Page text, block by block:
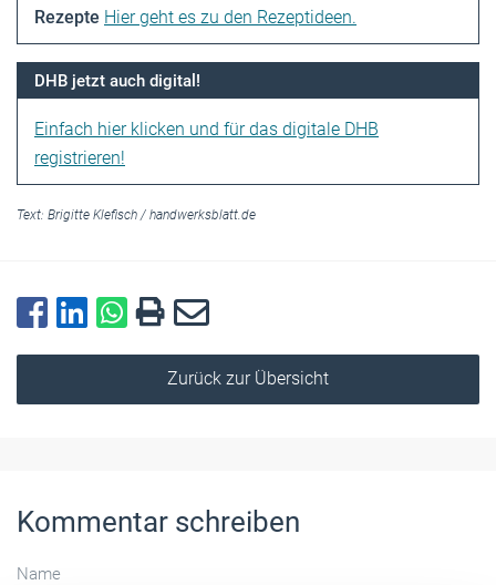
Rezepte Hier geht es zu den Rezeptideen.
DHB jetzt auch digital!
Einfach hier klicken und für das digitale DHB
registrieren!
Text: Brigitte Klefisch / handwerksblatt.de
Zurück zur Übersicht
Kommentar schreiben
Name